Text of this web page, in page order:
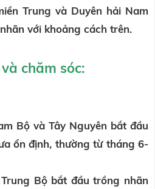
Trung và Duyên hải Nam
với khoảng cách trên.
chăm sóc:
Bộ và Tây Nguyên bắt đầu
ổn định, thường từ tháng 6-
Bộ bắt đầu trồng nhãn